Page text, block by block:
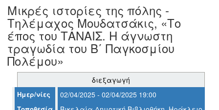
ΗΜΕΡΟΛΟΓΙΟ
ΕΚΔΗΛΩΣΕΩΝ
Σεμινάρια-
Διαλέξεις-
Ομιλίες
ΤΟΠΟΣ
Μικρές ιστορίες της πόλης -
Τηλέμαχος Μουδατσάκις, «Το
έπος του ΤΑΝΑΙΣ. Η άγνωστη
τραγωδία του Β΄ Παγκοσμίου
Πολέμου»
διεξαγωγή
Ημερ/νίες 02/04/2025 - 02/04/2025 19:00